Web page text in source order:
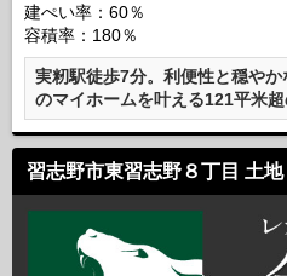
建ぺい率：60％
容積率：180％
実籾駅徒歩7分。利便性と穏や
のマイホームを叶える121平米
習志野市東習志野８丁目 土地